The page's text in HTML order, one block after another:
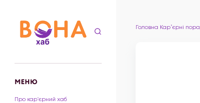
МЕНЮ
Про кар'єрний хаб
Головна Карʼєрні